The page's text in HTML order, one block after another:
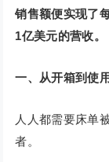
销售额便实现了
1亿美元的营收。
一、从开箱到使
人人都需要床单
者。